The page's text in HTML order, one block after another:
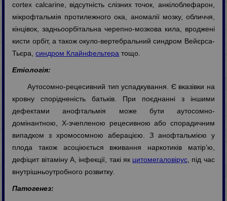
cortex calcarine, відсутність слізних точок, анкілоблефарон,
мікрофтальмія протилежного ока, аномалії мозку, обличчя,
кінцівок, задньоорбітальна черепно-мозкова кила, вроджені
кисти орбіт, а також окуло-вертебральний синдром Вейєрса-
Тьєра,синдром Клайнфельтера тощо.
Етіологія:
Аутосомно-рецесивний тип успадкування. Є вказівки на
кровну спорідненість батьків. При поєднанні з іншими
дефектами анофтальмія може бути аутосомно-
домінантною, Х-зчепленою рецесивною або спорадичним
випадком з хромосомною аберацією. З анофтальмією у
плода також асоціюється вживання наркотиків матір’ю,
дефіцит вітаміну А, інфекції, такі як цитомегаловірус, під час
внутрішньоутробного розвитку.
Патогенез: